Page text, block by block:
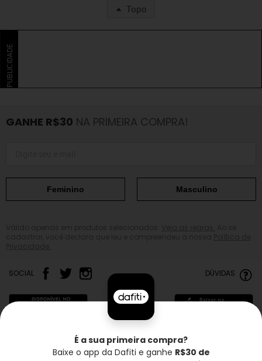
Topo
PUBLICIDADE
GANHE R$30 NA PRIMEIRA COMPRA!
Feminino Masculino
SOCIAL DÚVIDAS
Frete grátis* Troca grátis Entrega rápida
É a sua primeira compra?
Baixe o app da Dafiti e ganhe R$30 de